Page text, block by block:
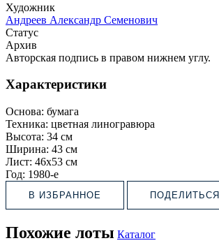
Художник
Андреев Александр Семенович
Статус
Архив
Авторская подпись в правом нижнем углу.
Характеристики
Основа: бумага
Техника: цветная линогравюра
Высота: 34 см
Ширина: 43 см
Лист: 46х53 см
Год: 1980-е
В ИЗБРАННОЕ ПОДЕЛИТЬСЯ
Похожие лоты Каталог